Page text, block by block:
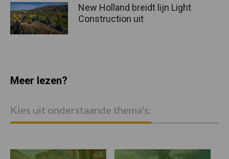
New Holland breidt lijn Light
Construction uit
Meer lezen?
Kies uit onderstaande thema's: